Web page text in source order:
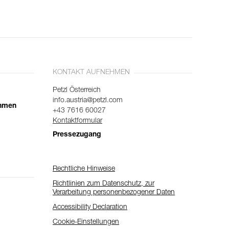
KONTAKT AUFNEHMEN
Petzl Österreich
info.austria@petzl.com
+43 7616 60027
Kontaktformular
Pressezugang
Rechtliche Hinweise
Richtlinien zum Datenschutz, zur
Verarbeitung personenbezogener Daten
Accessibility Declaration
Cookie-Einstellungen